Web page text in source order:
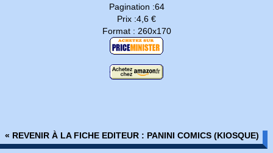
Pagination :64
Prix :4,6 €
Format : 260x170
« REVENIR À LA FICHE EDITEUR : PANINI COMICS (KIOSQUE)